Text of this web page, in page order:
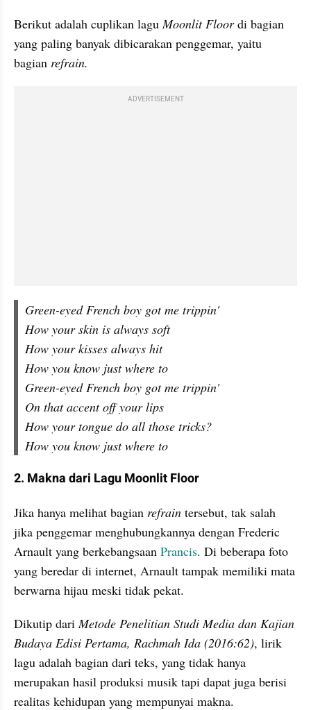
Berikut adalah cuplikan lagu Moonlit Floor di bagian
yang paling banyak dibicarakan penggemar, yaitu
bagian refrain.
ADVERTISEMENT
Green-eyed French boy got me trippin'
How your skin is always soft
How your kisses always hit
How you know just where to
Green-eyed French boy got me trippin'
On that accent off your lips
How your tongue do all those tricks?
How you know just where to
2. Makna dari Lagu Moonlit Floor
Jika hanya melihat bagian refrain tersebut, tak salah
jika penggemar menghubungkannya dengan Frederic
Arnault yang berkebangsaan Prancis. Di beberapa foto
yang beredar di internet, Arnault tampak memiliki mata
berwarna hijau meski tidak pekat.
Dikutip dari Metode Penelitian Studi Media dan Kajian
Budaya Edisi Pertama, Rachmah Ida (2016:62), lirik
lagu adalah bagian dari teks, yang tidak hanya
merupakan hasil produksi musik tapi dapat juga berisi
realitas kehidupan yang mempunyai makna.